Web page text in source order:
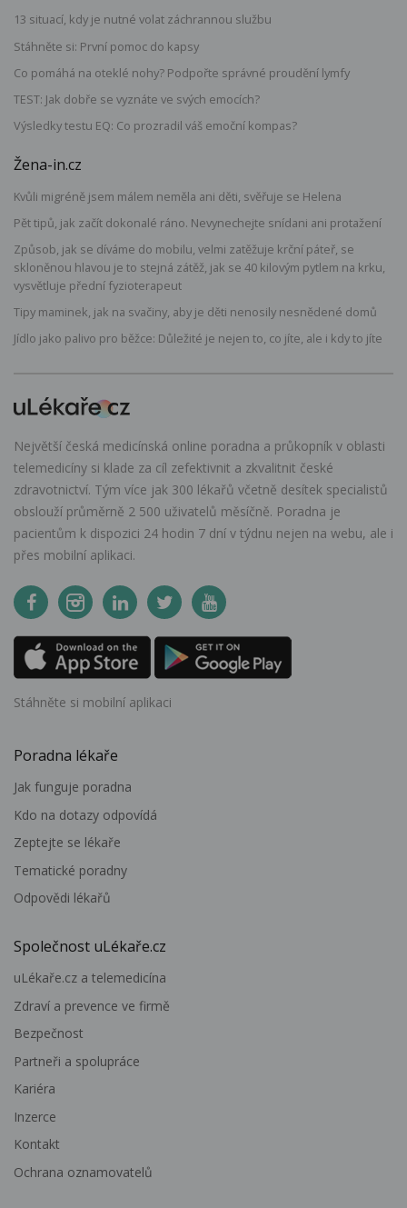
13 situací, kdy je nutné volat záchrannou službu
Stáhněte si: První pomoc do kapsy
Co pomáhá na oteklé nohy? Podpořte správné proudění lymfy
TEST: Jak dobře se vyznáte ve svých emocích?
Výsledky testu EQ: Co prozradil váš emoční kompas?
Žena-in.cz
Kvůli migréně jsem málem neměla ani děti, svěřuje se Helena
Pět tipů, jak začít dokonalé ráno. Nevynechejte snídani ani protažení
Způsob, jak se díváme do mobilu, velmi zatěžuje krční páteř, se
skloněnou hlavou je to stejná zátěž, jak se 40 kilovým pytlem na krku,
vysvětluje přední fyzioterapeut
Tipy maminek, jak na svačiny, aby je děti nenosily nesnědené domů
Jídlo jako palivo pro běžce: Důležité je nejen to, co jíte, ale i kdy to jíte
Největší česká medicínská online poradna a průkopník v oblasti
telemedicíny si klade za cíl zefektivnit a zkvalitnit české
zdravotnictví. Tým více jak 300 lékařů včetně desítek specialistů
obslouží průměrně 2 500 uživatelů měsíčně. Poradna je
pacientům k dispozici 24 hodin 7 dní v týdnu nejen na webu, ale i
přes mobilní aplikaci.
Stáhněte si mobilní aplikaci
Poradna lékaře
Jak funguje poradna
Kdo na dotazy odpovídá
Zeptejte se lékaře
Tematické poradny
Odpovědi lékařů
Společnost uLékaře.cz
uLékaře.cz a telemedicína
Zdraví a prevence ve firmě
Bezpečnost
Partneři a spolupráce
Kariéra
Inzerce
Kontakt
Ochrana oznamovatelů